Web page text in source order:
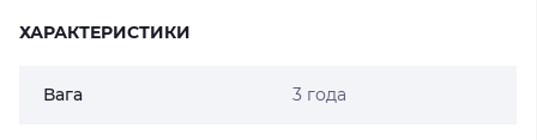
ХАРАКТЕРИСТИКИ
Вага 3 года